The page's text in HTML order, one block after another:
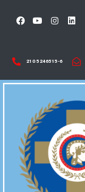
210 5246515-6​